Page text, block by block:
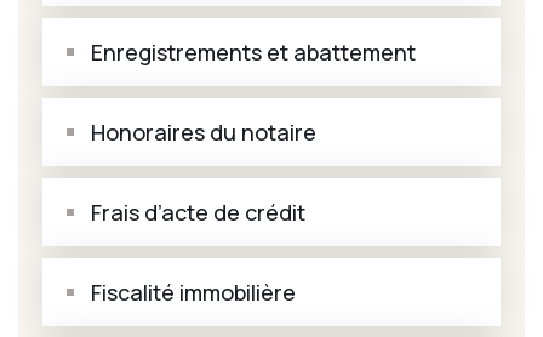
Enregistrements et abattement
Honoraires du notaire
Frais d’acte de crédit
Fiscalité immobilière